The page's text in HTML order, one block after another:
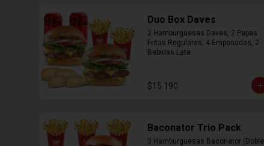
Duo Box Daves
2 Hamburguesas Daves, 2 Papas
Fritas Regulares, 4 Empanadas, 2
Bebidas Lata.
$15.190
Baconator Trio Pack
3 Hamburguesas Baconator (Doble